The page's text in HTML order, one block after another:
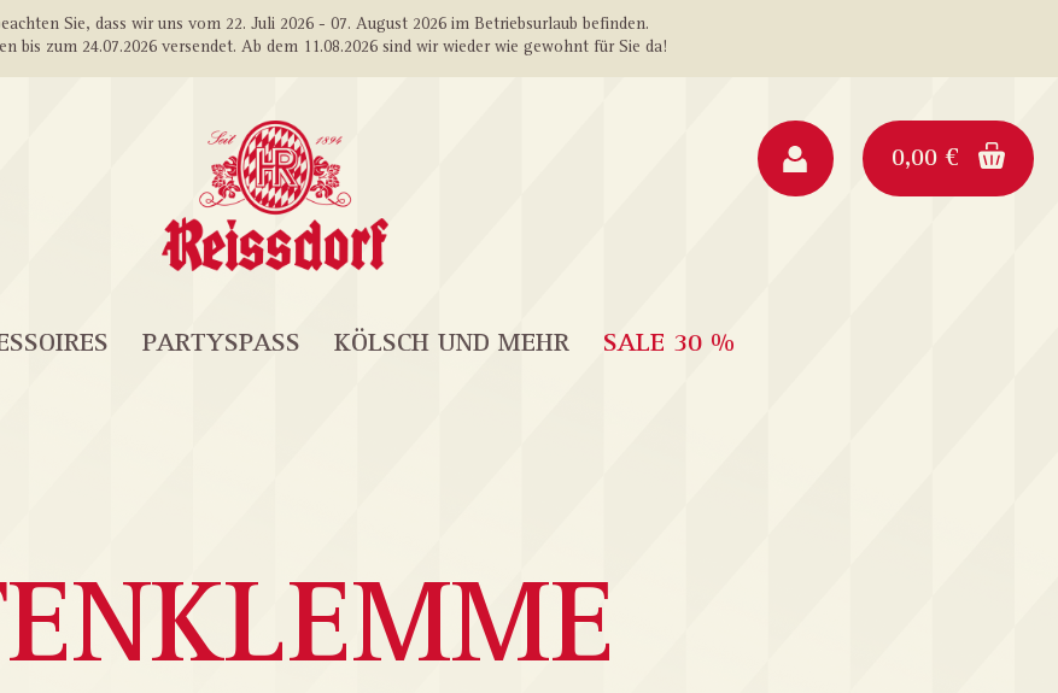
Sie, dass wir uns vom 22. Juli 2026 - 07. August 2026 im Betriebsurlaub befinden.
bis zum 24.07.2026 versendet. Ab dem 11.08.2026 sind wir wieder wie gewohnt für Sie da!
0,00 €
PARTYSPASS KÖLSCH UND MEHR SALE 30 %